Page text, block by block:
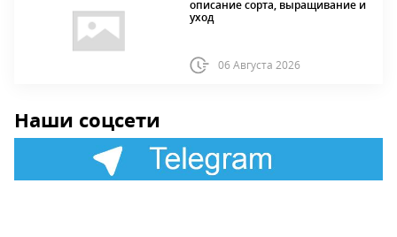
описание сорта, выращивание и
уход
06 Августа 2026
Наши соцсети